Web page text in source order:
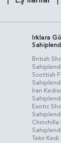
Irklara
British
Scottish
İran
Exotic
Chinchilla
Tekir